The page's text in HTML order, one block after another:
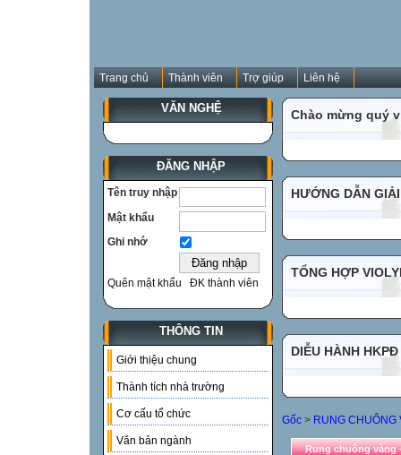
Trang chủ Thành viên Trợ giúp Liên hệ
VĂN NGHỆ
ĐĂNG NHẬP
Tên truy nhập
Mật khẩu
Ghi nhớ
Quên mật khẩu ĐK thành viên
THÔNG TIN
Giới thiệu chung
Thành tích nhà trường
Cơ cấu tổ chức
Văn bản ngành
Chào mừng quý
HƯỚNG DẪN
TỔNG HỢP
DIỄU HÀNH HKPĐ
Gốc > RUNG CHUÔNG
Rung chuông vàng